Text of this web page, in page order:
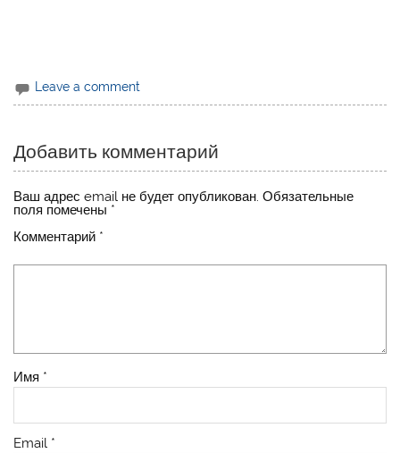
Leave a comment
Добавить комментарий
Ваш адрес email не будет опубликован. Обязательные
поля помечены *
Комментарий *
Имя *
Email *